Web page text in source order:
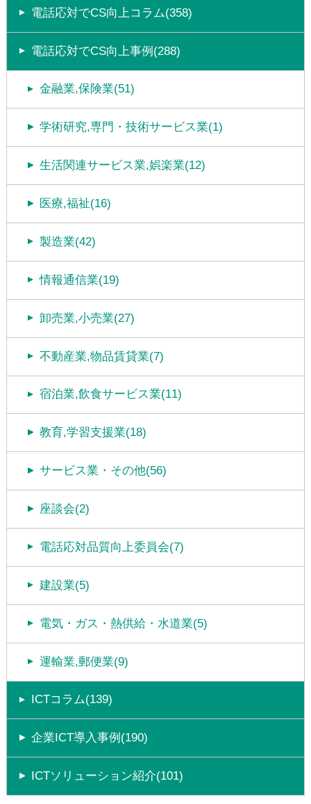
電話応対でCS向上コラム(358)
電話応対でCS向上事例(288)
金融業,保険業(51)
学術研究,専門・技術サービス業(1)
生活関連サービス業,娯楽業(12)
医療,福祉(16)
製造業(42)
情報通信業(19)
卸売業,小売業(27)
不動産業,物品賃貸業(7)
宿泊業,飲食サービス業(11)
教育,学習支援業(18)
サービス業・その他(56)
座談会(2)
電話応対品質向上委員会(7)
建設業(5)
電気・ガス・熱供給・水道業(5)
運輸業,郵便業(9)
ICTコラム(139)
企業ICT導入事例(190)
ICTソリューション紹介(101)